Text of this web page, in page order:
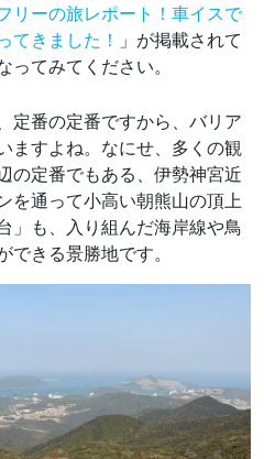
リーの旅レポート！車イスで
てきました！ 」が掲載されて
てみてください。
定番の定番ですから、バリア
ますよね。なにせ、多くの観
の定番でもある、伊勢神宮近
を通って小高い朝熊山の頂上
」も、入り組んだ海岸線や鳥
きる景勝地です。